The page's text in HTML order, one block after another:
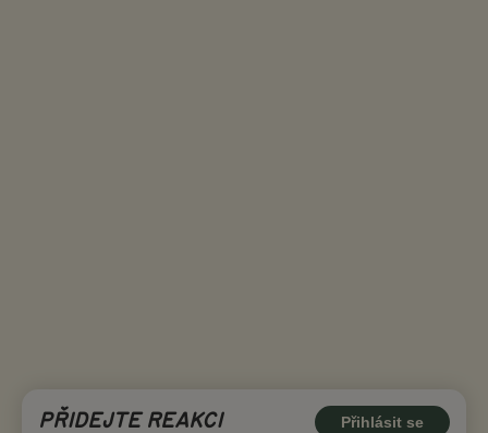
PŘIDEJTE REAKCI Přihlásit se